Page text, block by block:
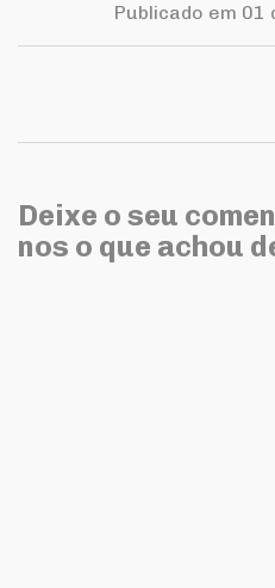
Publicado em 01
Deixe o seu
nos o que achou